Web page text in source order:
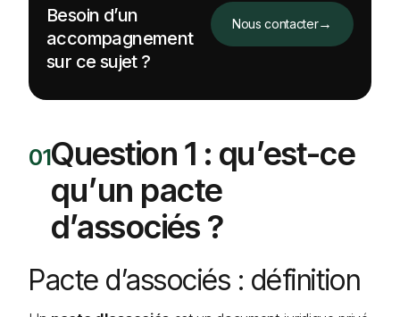
Besoin d’un
accompagnement
sur ce sujet ?
Nous contacter→
Question 1 : qu’est-ce
qu’un pacte
d’associés ?
Pacte d’associés : définition